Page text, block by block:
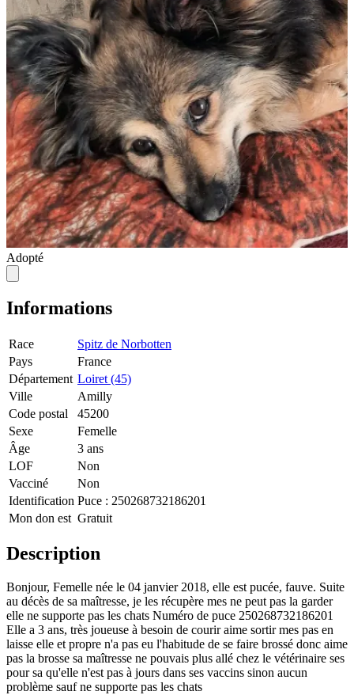
Adopté
Informations
Race
Spitz de Norbotten
Pays
France
Département Loiret (45)
Ville
Amilly
Code postal
45200
Sexe
Femelle
Âge
3 ans
LOF
Non
Vacciné
Non
Identification Puce : 250268732186201
Mon don est Gratuit
Description
Bonjour, Femelle née le 04 janvier 2018, elle est pucée, fauve. Suite
au décès de sa maîtresse, je les récupère mes ne peut pas la garder
elle ne supporte pas les chats Numéro de puce 250268732186201
Elle a 3 ans, très joueuse à besoin de courir aime sortir mes pas en
laisse elle et propre n'a pas eu l'habitude de se faire brossé donc aime
pas la brosse sa maîtresse ne pouvais plus allé chez le vétérinaire ses
pour sa qu'elle n'est pas à jours dans ses vaccins sinon aucun
problème sauf ne supporte pas les chats